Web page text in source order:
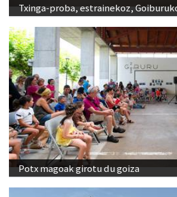
Txinga-proba, estrainekoz,
Potx magoak girotu du goiza